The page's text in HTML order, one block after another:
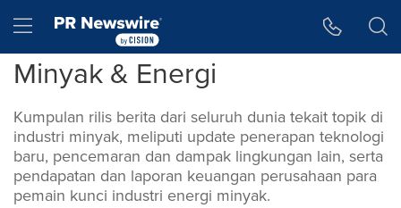
Hamburger menu
Minyak & Energi
Kumpulan rilis berita dari seluruh dunia tekait topik di
industri minyak, meliputi update penerapan teknologi
baru, pencemaran dan dampak lingkungan lain, serta
pendapatan dan laporan keuangan perusahaan para
pemain kunci industri energi minyak.